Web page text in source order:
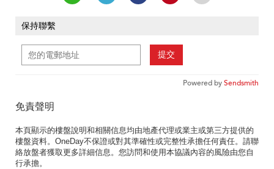
保持聯繫
提交
Powered bySendsmith
免責聲明
本頁顯示的樓盤說明和相關信息均由地產代理或業主或第三方提供的
樓盤資料。OneDay不保證或對其準確性或完整性承擔任何責任。請聯
絡放盤者獲取更多詳細信息。您訪問和使用本協議內容的風險由您自
行承擔。